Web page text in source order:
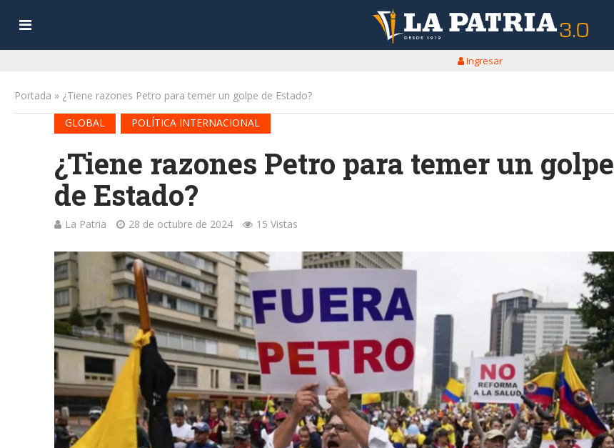
Ingresar
Portada » ¿Tiene razones Petro para temer un golpe de Estado?
GLOBAL
POLÍTICA INTERNACIONAL
¿Tiene razones Petro para temer un golpe
de Estado?
La Patria 28 de octubre de 2024 15 Vistas